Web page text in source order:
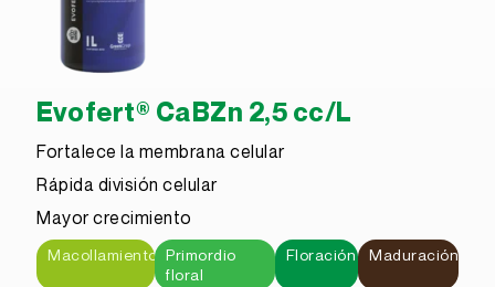
Evofert® CaBZn 2,5 cc/L
Fortalece la membrana celular
Rápida división celular
Mayor crecimiento
Macollamiento Primordio
floral
Floración Maduración